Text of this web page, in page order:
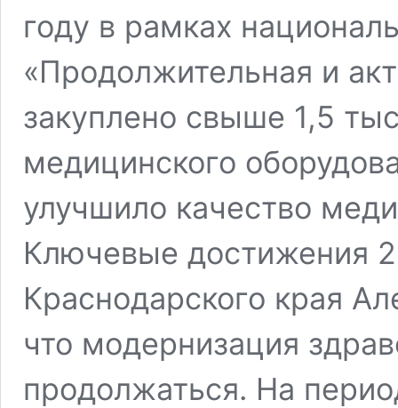
году в рамках
«Продолжительная и
закуплено свыше 1,5
медицинского
улучшило качество
Ключевые достижения
Краснодарского края
что модернизация
продолжаться. На